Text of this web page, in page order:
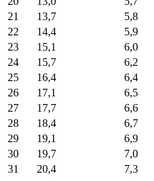
21
13,7
5,8
22
14,4
5,9
23
15,1
6,0
24
15,7
6,2
25
16,4
6,4
26
17,1
6,5
27
17,7
6,6
28
18,4
6,7
29
19,1
6,9
30
19,7
7,0
31
20,4 7,3